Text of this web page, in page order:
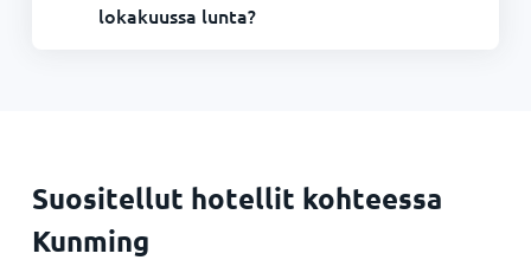
lokakuussa lunta?
Suositellut hotellit kohteessa
Kunming